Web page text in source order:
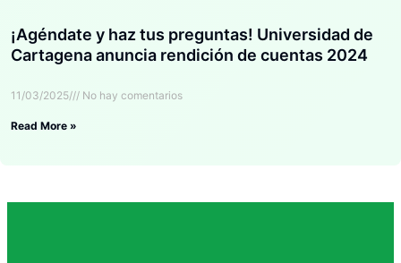
¡Agéndate y haz tus preguntas! Universidad de
Cartagena anuncia rendición de cuentas 2024
11/03/2025 No hay comentarios
Read More »